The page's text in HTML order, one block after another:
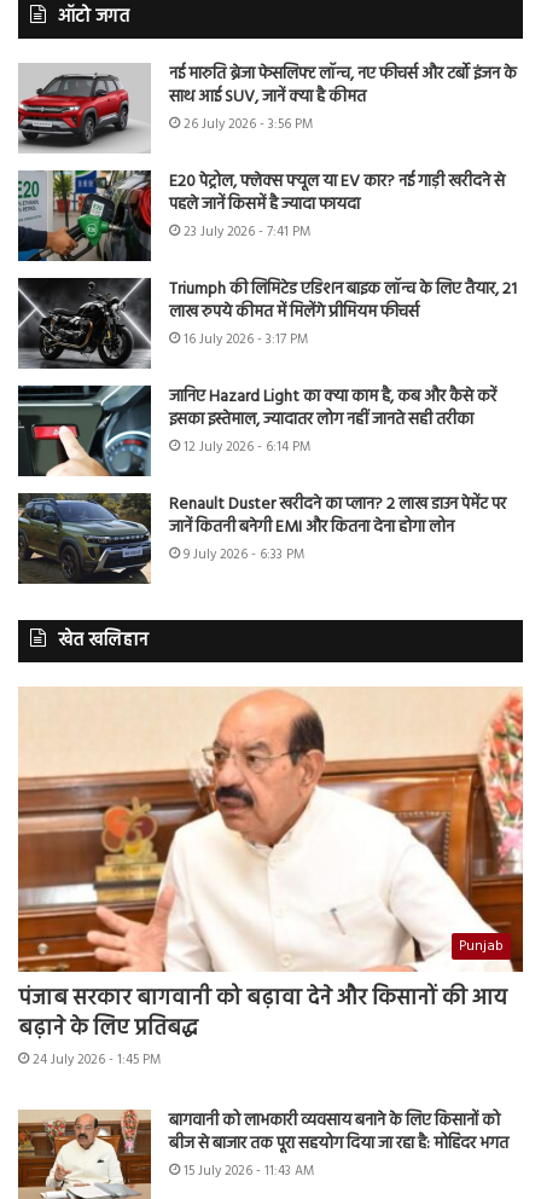
ऑटो जगत
नई मारुति ब्रेजा फेसलिफ्ट लॉन्च, नए फीचर्स और टर्बो इंजन के
साथ आई SUV, जानें क्या है कीमत
26 July 2026 - 3:56 PM
E20 पेट्रोल, फ्लेक्स फ्यूल या EV कार? नई गाड़ी खरीदने से
पहले जानें किसमें है ज्यादा फायदा
23 July 2026 - 7:41 PM
Triumph की लिमिटेड एडिशन बाइक लॉन्च के लिए तैयार, 21
लाख रुपये कीमत में मिलेंगे प्रीमियम फीचर्स
16 July 2026 - 3:17 PM
जानिए Hazard Light का क्या काम है, कब और कैसे करें
इसका इस्तेमाल, ज्यादातर लोग नहीं जानते सही तरीका
12 July 2026 - 6:14 PM
Renault Duster खरीदने का प्लान? 2 लाख डाउन पेमेंट पर
जानें कितनी बनेगी EMI और कितना देना होगा लोन
9 July 2026 - 6:33 PM
खेत खलिहान
Punjab
पंजाब सरकार बागवानी को बढ़ावा देने और किसानों की आय
बढ़ाने के लिए प्रतिबद्ध
24 July 2026 - 1:45 PM
बागवानी को लाभकारी व्यवसाय बनाने के लिए किसानों को
बीज से बाजार तक पूरा सहयोग दिया जा रहा है: मोहिंदर भगत
15 July 2026 - 11:43 AM